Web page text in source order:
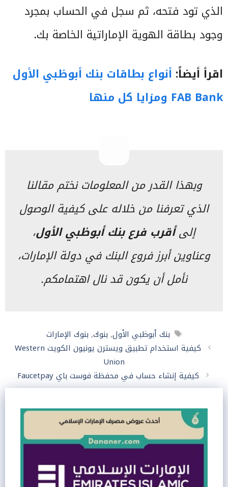
الذي تود فتحه، ثم سجل في الحساب بمجرد
وجود بطاقة الهوية الإماراتية الخاصة بك.
اقرأ أيضاً: أنواع بطاقات بنك أبوظبي الأول
FAB Bank ومزايا كل منها
وبهذا القدر من المعلومات نختم مقالنا
الذي تعرفنا من خلاله على كيفية الوصول
إلىأقرب فرع بنك أبوظبي الأول،
وعناوين أبرز فروع البنك في دولة الإمارات،
نأمل أن يكون قد نال اهتمامكم.
الوسوم
بنك أبوظبي الأول, بنوك, بنوك الإمارات
كيفية استخدام تطبيق ويسترن يونيون الكويت Western
Union
كيفية إنشاء حساب في محفظة فوست باي Faucetpay